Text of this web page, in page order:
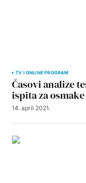
TV I ONLINE PROGRAM
Časovi analize
ispita za osmake
14. april 2021.